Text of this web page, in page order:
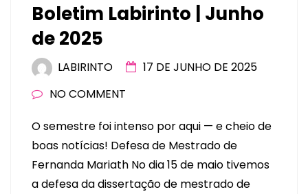
Boletim Labirinto | Junho
de 2025
LABIRINTO
17 DE JUNHO DE 2025
NO COMMENT
O semestre foi intenso por aqui — e cheio de
boas notícias! Defesa de Mestrado de
Fernanda Mariath No dia 15 de maio tivemos
a defesa da dissertação de mestrado de